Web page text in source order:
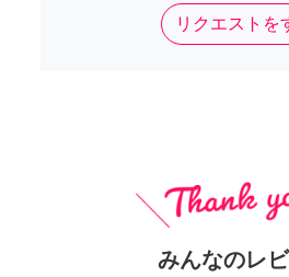
リクエストを
みんなのレ